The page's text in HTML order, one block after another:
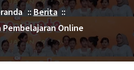
:: Berita::
Online